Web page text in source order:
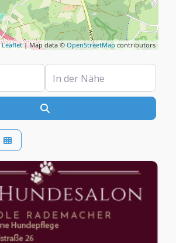
Leaflet| Map data © OpenStreetMap contributors
In der Nähe